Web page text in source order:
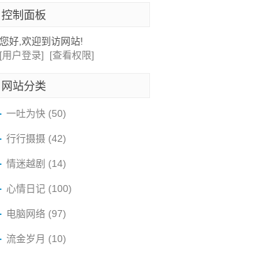
控制面板
您好,欢迎到访网站!
[用户登录]
[查看权限]
网站分类
一吐为快 (50)
行行摄摄 (42)
情迷越剧 (14)
心情日记 (100)
电脑网络 (97)
流金岁月 (10)